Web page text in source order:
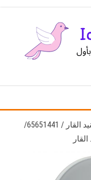
فني ستلايت بنيد القار / 65651441/